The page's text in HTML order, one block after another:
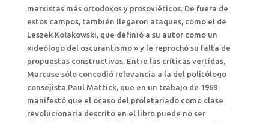
marxistas más ortodoxos y prosoviéticos. De fuera de
estos campos, también llegaron ataques, como el de
Leszek Kołakowski, que definió a su autor como un
«ideólogo del oscurantismo » y le reprochó su falta de
propuestas constructivas. Entre las críticas vertidas,
Marcuse sólo concedió relevancia a la del politólogo
consejista Paul Mattick, que en un trabajo de 1969
manifestó que el ocaso del proletariado como clase
revolucionaria descrito en el libro puede no ser